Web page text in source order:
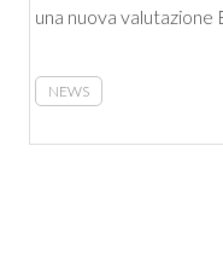
una nuova
NEWS